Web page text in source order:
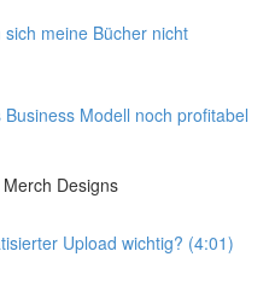
meine Bücher nicht
Modell noch profitabel
Designs
Upload wichtig? (4:01)